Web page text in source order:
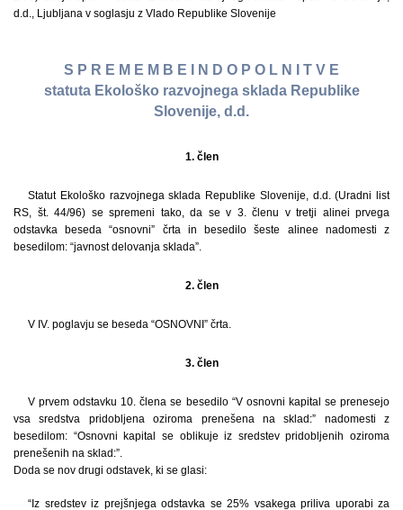
d.d., Ljubljana v soglasju z Vlado Republike Slovenije
S P R E M E M B E I N D O P O L N I T V E
statuta Ekološko razvojnega sklada Republike
Slovenije, d.d.
1. člen
Statut Ekološko razvojnega sklada Republike Slovenije, d.d. (Uradni list
RS, št. 44/96) se spremeni tako, da se v 3. členu v tretji alinei prvega
odstavka beseda “osnovni” črta in besedilo šeste alinee nadomesti z
besedilom: “javnost delovanja sklada”.
2. člen
V IV. poglavju se beseda “OSNOVNI” črta.
3. člen
V prvem odstavku 10. člena se besedilo “V osnovni kapital se prenesejo
vsa sredstva pridobljena oziroma prenešena na sklad:” nadomesti z
besedilom: “Osnovni kapital se oblikuje iz sredstev pridobljenih oziroma
prenešenih na sklad:”.
Doda se nov drugi odstavek, ki se glasi:
“Iz sredstev iz prejšnjega odstavka se 25% vsakega priliva uporabi za